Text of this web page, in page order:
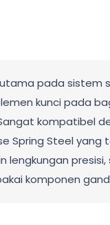
pada
kunci pada
kompatibel
Spring Steel
lengkungan
komponen